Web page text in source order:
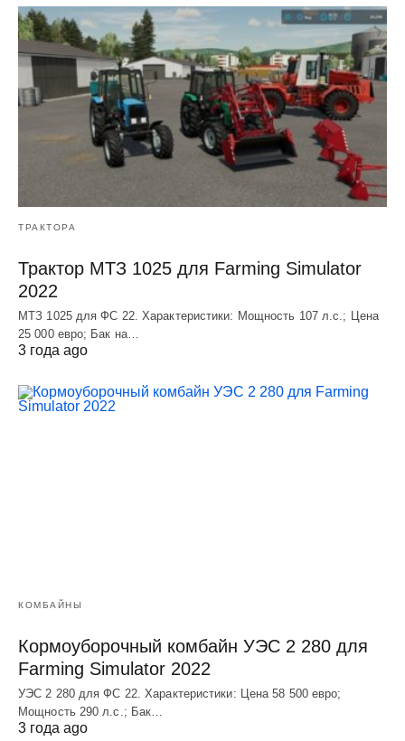
ТРАКТОРА
Трактор МТЗ 1025 для Farming Simulator
2022
МТЗ 1025 для ФС 22. Характеристики: Мощность 107 л.c.; Цена
25 000 евро; Бак на…
3 года ago
КОМБАЙНЫ
Кормоуборочный комбайн УЭC 2 280 для
Farming Simulator 2022
УЭC 2 280 для ФС 22. Характеристики: Цена 58 500 евро;
Мощность 290 л.с.; Бак…
3 года ago